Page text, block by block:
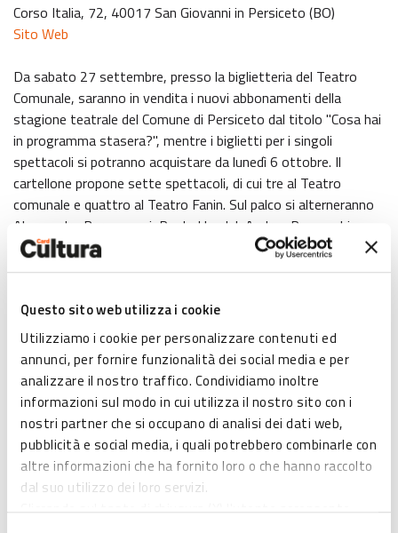
Questo sito web utilizza i cookie
Utilizziamo i cookie per personalizzare contenuti ed
annunci, per fornire funzionalità dei social media e per
analizzare il nostro traffico. Condividiamo inoltre
informazioni sul modo in cui utilizza il nostro sito con i
nostri partner che si occupano di analisi dei dati web,
pubblicità e social media, i quali potrebbero combinarle con
altre informazioni che ha fornito loro o che hanno raccolto
dal suo utilizzo dei loro servizi.
Corso Italia, 72, 40017 San Giovanni in Persiceto (BO)
Sito Web
Da sabato 27 settembre, presso la biglietteria del Teatro
Comunale, saranno in vendita i nuovi abbonamenti della
stagione teatrale del Comune di Persiceto dal titolo "Cosa hai
in programma stasera?", mentre i biglietti per i singoli
spettacoli si potranno acquistare da lunedì 6 ottobre. Il
cartellone propone sette spettacoli, di cui tre al Teatro
comunale e quattro al Teatro Fanin. Sul palco si alterneranno
Alessandro Bergonzoni, Paolo Hendel, Andrea Pennacchi,
Stefano Fresi, Maurizio Merluzzo, "Lunanzio" Loris Fabiani e
Barbara Foria. Tutti gli spettacoli avranno inizio alle ore 21.
Vantaggi per abbonati Card:Ingresso ridotto, presentando
al momento dell’acquisto la propria card
Biglietti: intero € 25, ridotto* € 23, quattro biglietti a scelta
€ 88.
Abbonamenti:
3 spettacoli al Teatro Comunale: intero € 65, ridotto* €